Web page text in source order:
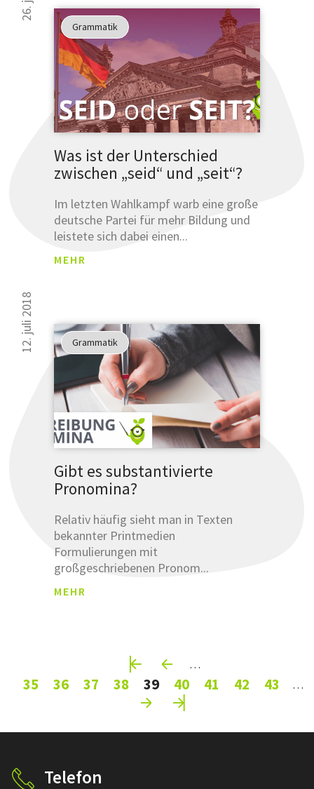
Grammatik
Was ist der Unterschied
zwischen „seid“ und „seit“?
Im letzten Wahlkampf warb eine große
deutsche Partei für mehr Bildung und
leistete sich dabei einen...
MEHR
12. juli 2018 Grammatik
Gibt es substantivierte
Pronomina?
Relativ häufig sieht man in Texten
bekannter Printmedien
Formulierungen mit
großgeschriebenen Pronom...
MEHR
…
35 36 37 38 39 40 41 42 43 …
Telefon